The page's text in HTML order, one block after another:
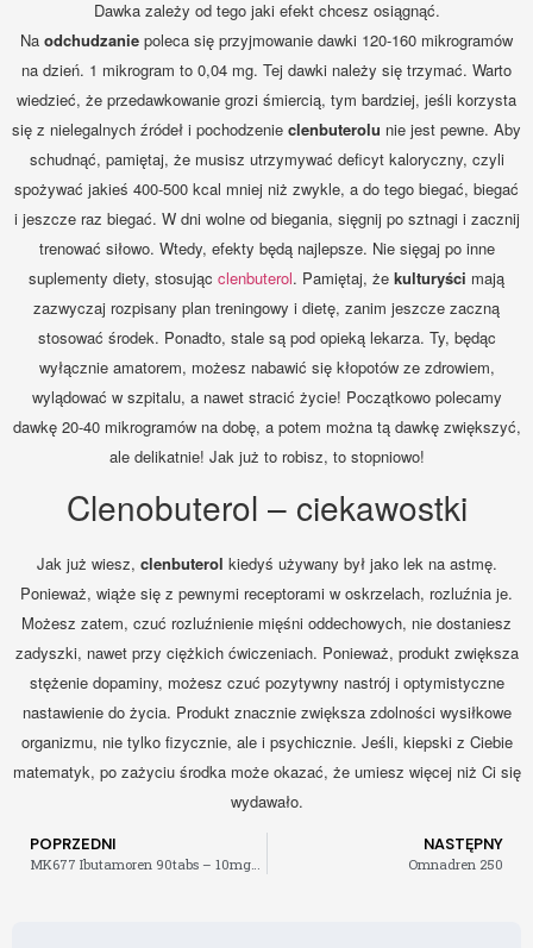
Dawka zależy od tego jaki efekt chcesz osiągnąć.
Na odchudzanie poleca się przyjmowanie dawki 120-160 mikrogramów
na dzień. 1 mikrogram to 0,04 mg. Tej dawki należy się trzymać. Warto
wiedzieć, że przedawkowanie grozi śmiercią, tym bardziej, jeśli korzysta
się z nielegalnych źródeł i pochodzenie clenbuterolu nie jest pewne. Aby
schudnąć, pamiętaj, że musisz utrzymywać deficyt kaloryczny, czyli
spożywać jakieś 400-500 kcal mniej niż zwykle, a do tego biegać, biegać
i jeszcze raz biegać. W dni wolne od biegania, sięgnij po sztnagi i zacznij
trenować siłowo. Wtedy, efekty będą najlepsze. Nie sięgaj po inne
suplementy diety, stosując clenbuterol. Pamiętaj, że kulturyści mają
zazwyczaj rozpisany plan treningowy i dietę, zanim jeszcze zaczną
stosować środek. Ponadto, stale są pod opieką lekarza. Ty, będąc
wyłącznie amatorem, możesz nabawić się kłopotów ze zdrowiem,
wylądować w szpitalu, a nawet stracić życie! Początkowo polecamy
dawkę 20-40 mikrogramów na dobę, a potem można tą dawkę zwiększyć,
ale delikatnie! Jak już to robisz, to stopniowo!
Clenobuterol – ciekawostki
Jak już wiesz, clenbuterol kiedyś używany był jako lek na astmę.
Ponieważ, wiąże się z pewnymi receptorami w oskrzelach, rozluźnia je.
Możesz zatem, czuć rozluźnienie mięśni oddechowych, nie dostaniesz
zadyszki, nawet przy ciężkich ćwiczeniach. Ponieważ, produkt zwiększa
stężenie dopaminy, możesz czuć pozytywny nastrój i optymistyczne
nastawienie do życia. Produkt znacznie zwiększa zdolności wysiłkowe
organizmu, nie tylko fizycznie, ale i psychicznie. Jeśli, kiepski z Ciebie
matematyk, po zażyciu środka może okazać, że umiesz więcej niż Ci się
wydawało.
POPRZEDNI
MK677 Ibutamoren 90tabs – 10mg/tab -220zł
NASTĘPNY
Omnadren 250